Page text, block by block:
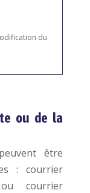
du
ou de la
être
: courrier
courrier